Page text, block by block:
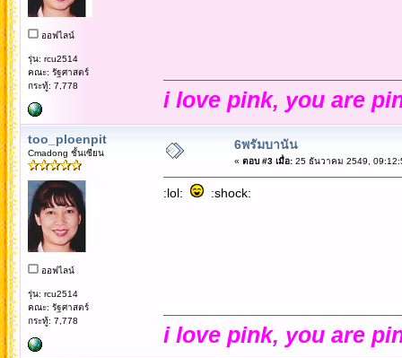
ออฟไลน์
รุ่น: rcu2514
คณะ: รัฐศาสตร์
กระทู้: 7,778
i love pink, you are
too_ploenpit
Cmadong ชั้นเซียน
ออฟไลน์
รุ่น: rcu2514
คณะ: รัฐศาสตร์
กระทู้: 7,778
6พรัมบานัน
« ตอบ #3 เมื่อ:25 ธันวาคม 2549,
:lol: :shock:
i love pink, you are